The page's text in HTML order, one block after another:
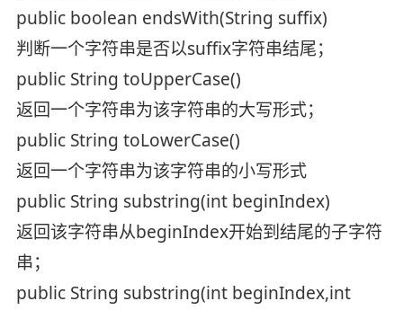
public boolean endsWith(String suffix)
判断一个字符串是否以suffix字符串结尾；
public String toUpperCase()
返回一个字符串为该字符串的大写形式；
public String toLowerCase()
返回一个字符串为该字符串的小写形式
public String substring(int beginIndex)
返回该字符串从beginIndex开始到结尾的子字符
串；
public String substring(int beginIndex,int